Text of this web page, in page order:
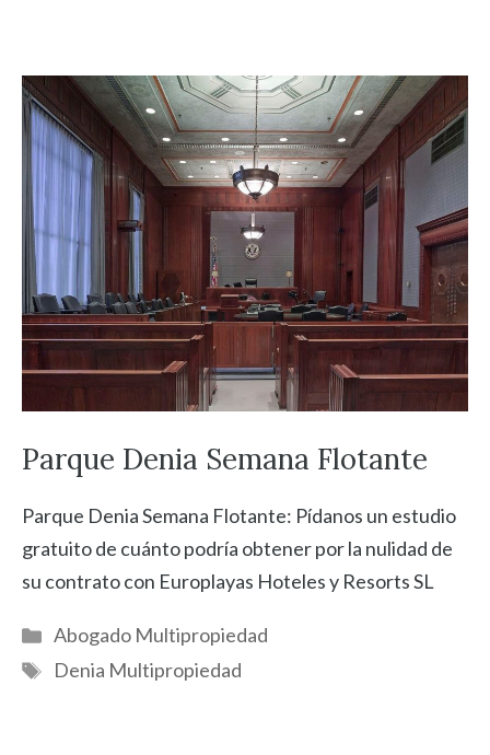
Parque Denia Semana Flotante
Parque Denia Semana Flotante: Pídanos un estudio
gratuito de cuánto podría obtener por la nulidad de
su contrato con Europlayas Hoteles y Resorts SL
Categorías
Abogado Multipropiedad
Etiquetas
Denia Multipropiedad